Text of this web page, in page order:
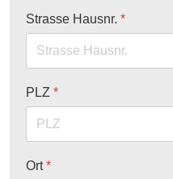
Strasse Hausnr. *
PLZ *
Ort*